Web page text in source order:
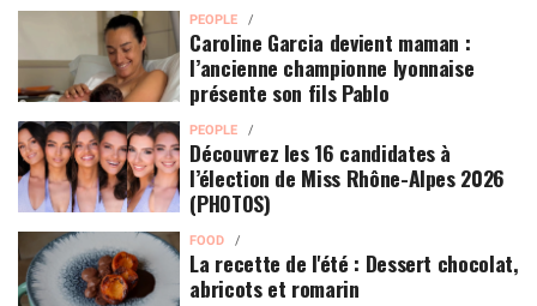
PEOPLE
Caroline Garcia devient maman :
l’ancienne championne lyonnaise
présente son fils Pablo
PEOPLE
Découvrez les 16 candidates à
l’élection de Miss Rhône-Alpes 2026
(PHOTOS)
FOOD
La recette de l'été : Dessert chocolat,
abricots et romarin